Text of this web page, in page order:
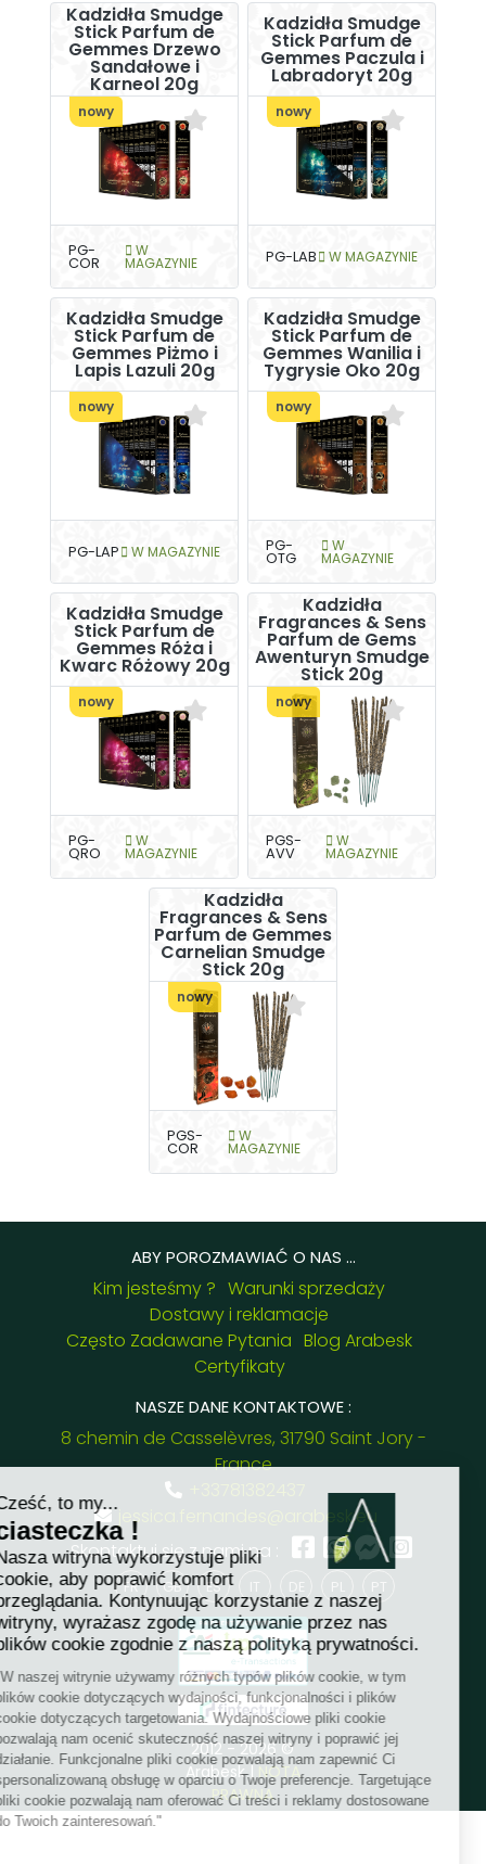
Kadzidła Smudge
Stick Parfum de
Gemmes Drzewo
Sandałowe i
Karneol 20g
nowy
PG-
COR
W
MAGAZYNIE
Kadzidła Smudge
Stick Parfum de
Gemmes Paczula i
Labradoryt 20g
nowy
PG-LAB W MAGAZYNIE
Kadzidła Smudge
Stick Parfum de
Gemmes Piżmo i
Lapis Lazuli 20g
nowy
PG-LAP W MAGAZYNIE
Kadzidła Smudge
Stick Parfum de
Gemmes Wanilia i
Tygrysie Oko 20g
nowy
PG-
OTG
W
MAGAZYNIE
Kadzidła Smudge
Stick Parfum de
Gemmes Róża i
Kwarc Różowy 20g
nowy
PG-
QRO
W
MAGAZYNIE
Kadzidła
Fragrances & Sens
Parfum de Gems
Awenturyn Smudge
Stick 20g
nowy
PGS-
AVV
W
MAGAZYNIE
Kadzidła
Fragrances & Sens
Parfum de Gemmes
Carnelian Smudge
Stick 20g
nowy
PGS-
COR
W
MAGAZYNIE
ABY POROZMAWIAĆ O NAS ...
Kim jesteśmy ? Warunki sprzedaży
Dostawy i reklamacje
Często Zadawane Pytania Blog Arabesk
Certyfikaty
NASZE DANE KONTAKTOWE :
8 chemin de Casselèvres, 31790 Saint Jory -
France
jessica.fernandes@arabesk.eu
Skontaktuj się z nami na :
FR GB ES IT DE PL PT
2012 - 2026 ©
Arabesk |NOTA
PRAWNA